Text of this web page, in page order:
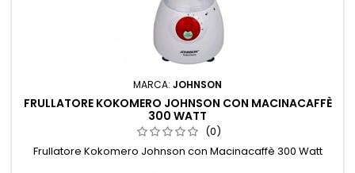
MARCA: JOHNSON
FRULLATORE KOKOMERO JOHNSON CON MACINACAFFÈ
300 WATT
(0)
Frullatore Kokomero Johnson con Macinacaffè 300 Watt